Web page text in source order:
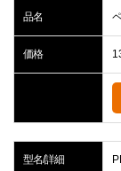
品名
価格
型名/詳細